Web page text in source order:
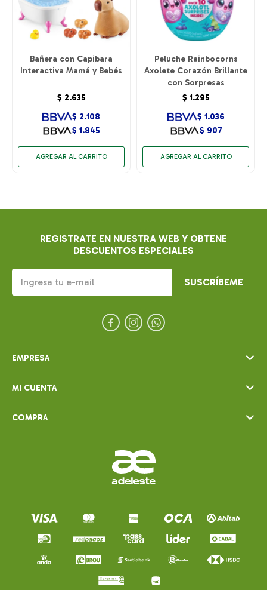
Bañera con Capibara
Interactiva Mamá y Bebés
$ 2.635
$ 1.845
$ 2.108
Peluche Rainbocorns
Axolete Corazón Brillante
con Sorpresas
$ 1.295
$ 907
$ 1.036
EMPRESA
MI CUENTA
COMPRA
REGISTRATE EN NUESTRA WEB Y OBTENE
DESCUENTOS ESPECIALES
SUSCRÍBEME
  